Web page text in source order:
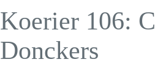
Koerier 106:
Donckers